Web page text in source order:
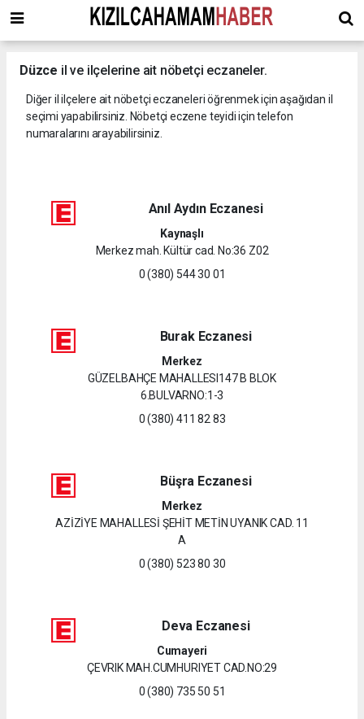
Düzce il ve ilçelerine ait nöbetçi eczaneler.
Diğer il ilçelere ait nöbetçi eczaneleri öğrenmek için aşağıdan il
seçimi yapabilirsiniz. Nöbetçi eczene teyidi için telefon
numaralarını arayabilirsiniz.
Anıl Aydın Eczanesi
Kaynaşlı
Merkez mah. Kültür cad. No:36 Z02
0 (380) 544 30 01
Burak Eczanesi
Merkez
GÜZELBAHÇE MAHALLESI147 B BLOK
6.BULVARNO:1-3
0 (380) 411 82 83
Büşra Eczanesi
Merkez
AZİZİYE MAHALLESİ ŞEHİT METİN UYANIK CAD. 11
A
0 (380) 523 80 30
Deva Eczanesi
Cumayeri
ÇEVRIK MAH.CUMHURIYET CAD.NO:29
0 (380) 735 50 51